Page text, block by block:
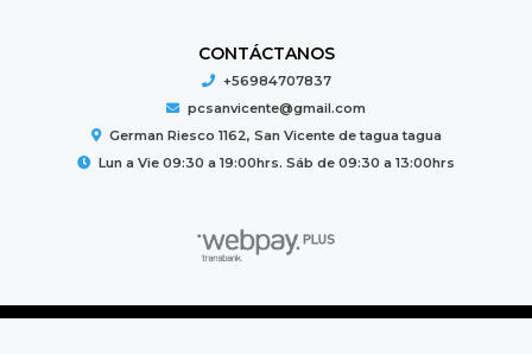
CONTÁCTANOS
+56984707837
pcsanvicente@gmail.com
German Riesco 1162, San Vicente de tagua tagua
Lun a Vie 09:30 a 19:00hrs. Sáb de 09:30 a 13:00hrs
PC MUNDO © 2026